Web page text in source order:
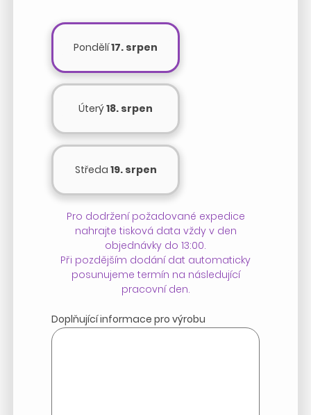
Pondělí17. srpen
Úterý18. srpen
Středa 19. srpen
Pro dodržení požadované expedice
nahrajte tisková data vždy v den
objednávky do 13:00.
Při pozdějším dodání dat automaticky
posunujeme termín na následující
pracovní den.
Doplňující informace pro výrobu